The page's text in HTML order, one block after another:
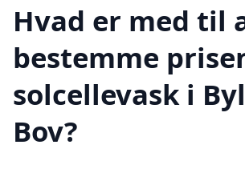
Hvad er med til
bestemme
solcellevask i
Bov?